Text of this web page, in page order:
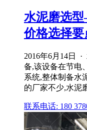
水泥磨选
价格选择
2016年6月14日
备,该设备在节电
系统,整体制备水
的厂家不少,水泥
联系电话: 180